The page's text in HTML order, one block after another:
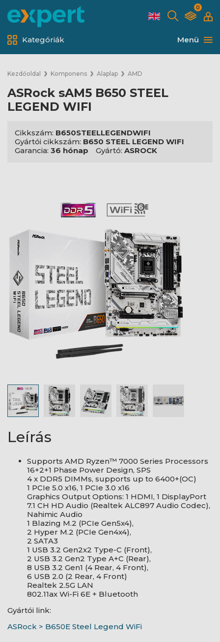
0
Menü
Kategóriák
Kezdőoldal Komponens Alaplap AMD
ASRock sAM5 B650 STEEL
LEGEND WIFI
Cikkszám: B650STEELLEGENDWIFI
Gyártói cikkszám: B650 STEEL LEGEND WIFI
Garancia: 36 hónap Gyártó: ASROCK
Leírás
Supports AMD Ryzen™ 7000 Series Processors
16+2+1 Phase Power Design, SPS
4 x DDR5 DIMMs, supports up to 6400+(OC)
1 PCIe 5.0 x16, 1 PCIe 3.0 x16
Graphics Output Options: 1 HDMI, 1 DisplayPort
7.1 CH HD Audio (Realtek ALC897 Audio Codec),
Nahimic Audio
1 Blazing M.2 (PCIe Gen5x4),
2 Hyper M.2 (PCIe Gen4x4),
2 SATA3
1 USB 3.2 Gen2x2 Type-C (Front),
2 USB 3.2 Gen2 Type A+C (Rear),
8 USB 3.2 Gen1 (4 Rear, 4 Front),
6 USB 2.0 (2 Rear, 4 Front)
Realtek 2.5G LAN
802.11ax Wi-Fi 6E + Bluetooth
Gyártói link:
ASRock > B650E Steel Legend WiFi